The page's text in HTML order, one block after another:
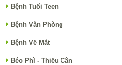
Bệnh Tuổi Teen
Bệnh Văn Phòng
Bệnh Về Mắt
Béo Phì - Thiếu Cân